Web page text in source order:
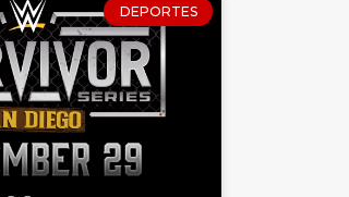
DEPORTES